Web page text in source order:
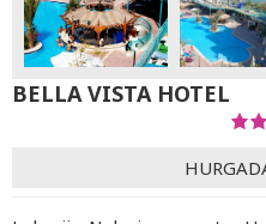
BELLA VISTA HOTEL